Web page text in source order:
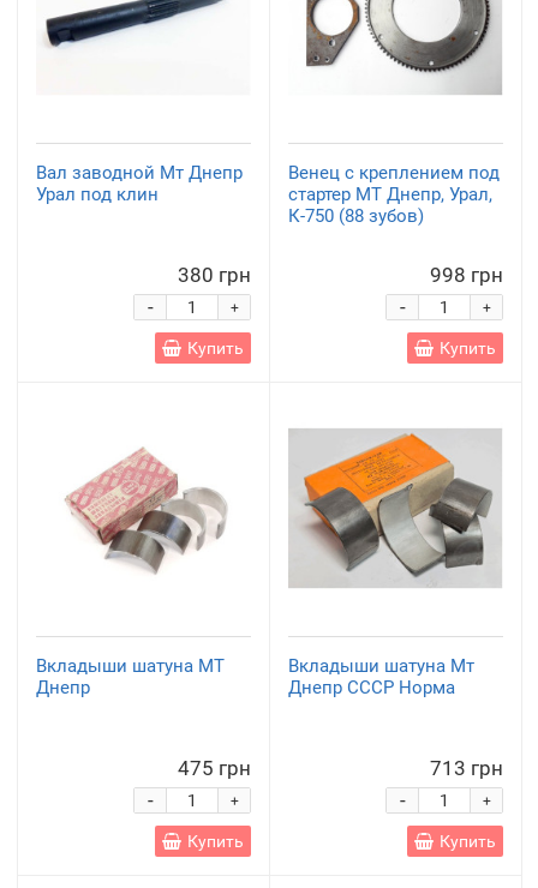
Вал заводной Мт Днепр
Урал под клин
380 грн
+
-
Купить
Венец с креплением под
стартер МТ Днепр, Урал,
К-750 (88 зубов)
998 грн
+
-
Купить
Вкладыши шатуна МТ
Днепр
475 грн
+
-
Купить
Вкладыши шатуна Мт
Днепр СССР Норма
713 грн
+
-
Купить